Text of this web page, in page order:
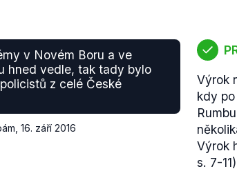
v Novém Boru a ve
hned vedle, tak tady bylo
z celé České
16. září 2016
Výrok
kdy
Výrok
s. 7-